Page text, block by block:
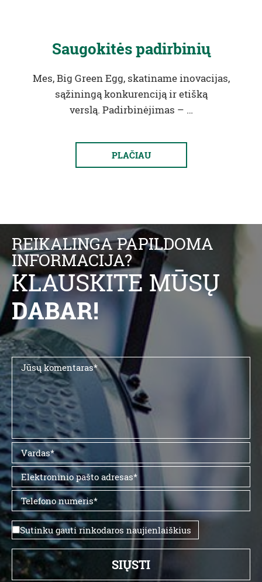
Saugokitės padirbinių
Mes, Big Green Egg, skatiname inovacijas,
sąžiningą konkurenciją ir etišką
verslą. Padirbinėjimas – …
PLAČIAU
REIKALINGA PAPILDOMA
INFORMACIJA?
KLAUSKITE MŪSŲ
DABAR!
Sutinku gauti rinkodaros naujienlaiškius